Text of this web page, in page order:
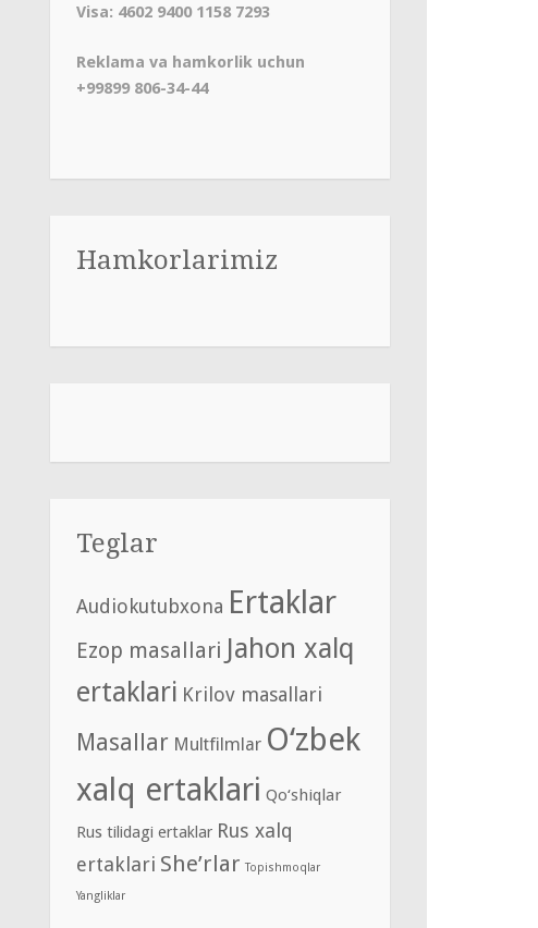
Visa: 4602 9400 1158 7293
Reklama va hamkorlik uchun
+99899 806-34-44
Hamkorlarimiz
Teglar
Audiokutubxona Ertaklar
Ezop masallari Jahon xalq
ertaklari Krilov masallari
Masallar Multfilmlar O‘zbek
xalq ertaklari Qo‘shiqlar
Rus tilidagi ertaklar Rus xalq
ertaklari She’rlar Topishmoqlar
Yangliklar